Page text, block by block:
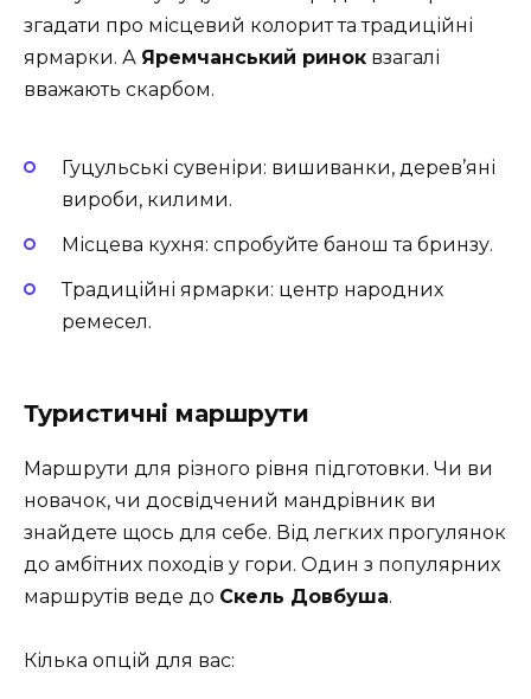
згадати про місцевий колорит та традиційні
ярмарки. А Яремчанський ринок взагалі
вважають скарбом.
Гуцульські сувеніри: вишиванки, дерев’яні
вироби, килими.
Місцева кухня: спробуйте банош та бринзу.
Традиційні ярмарки: центр народних
ремесел.
Туристичні маршрути
Маршрути для різного рівня підготовки. Чи ви
новачок, чи досвідчений мандрівник ви
знайдете щось для себе. Від легких прогулянок
до амбітних походів у гори. Один з популярних
маршрутів веде до Скель Довбуша.
Кілька опцій для вас: